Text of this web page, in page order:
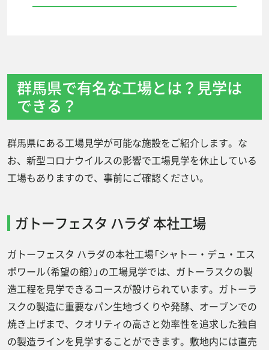
ビジターセンター）
大塚製薬 高崎工場
アサヒ飲料 群馬工場（「カルピス」みら
いのミュージアム）
群馬県の製造業の実績
は？
加工
組付け・組立
ピッキング
群馬県の工場で働くメリット・デメリット
群馬県で有名な工場とは？見学は
できる？
群馬県にある工場見学が可能な施設をご紹介します。な
お、新型コロナウイルスの影響で工場見学を休止している
工場もありますので、事前にご確認ください。
ガトーフェスタ ハラダ 本社工場
ガトーフェスタ ハラダの本社工場「シャトー・デュ・エス
ポワール（希望の館）」の工場見学では、ガトーラスクの製
造工程を見学できるコースが設けられています。ガトーラ
スクの製造に重要なパン生地づくりや発酵、オーブンでの
焼き上げまで、クオリティの高さと効率性を追求した独自
の製造ラインを見学することができます。敷地内には直売